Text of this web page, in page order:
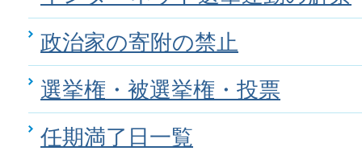
政治家の寄附の禁止
選挙権・被選挙権・投票
任期満了日一覧